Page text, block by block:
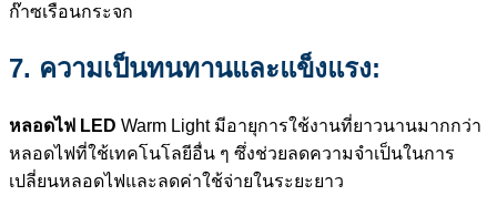
ก๊าซเรือนกระจก
7. ความเป็นทนทานและแข็งแรง:
หลอดไฟ LED Warm Light มีอายุการใช้งานที่ยาวนานมากกว่า
หลอดไฟที่ใช้เทคโนโลยีอื่น ๆ ซึ่งช่วยลดความจำเป็นในการ
เปลี่ยนหลอดไฟและลดค่าใช้จ่ายในระยะยาว